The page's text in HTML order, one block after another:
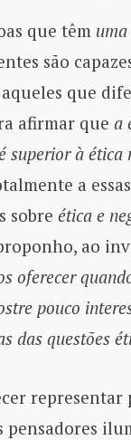
que têm
são
que
afirmar que a
superior à
a
sobre ética e
ao
oferecer
pouco
das questões
representar
pensadores